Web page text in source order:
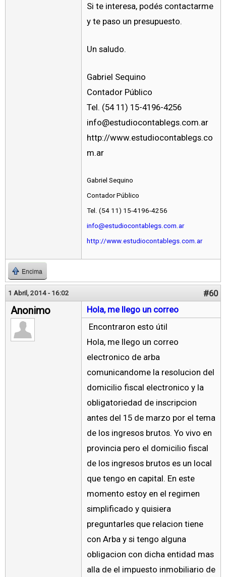
Si te interesa, podés contactarme
y te paso un presupuesto.
Un saludo.
Gabriel Sequino
Contador Público
Tel. (54 11) 15-4196-4256
info@estudiocontablegs.com.ar
http://www.estudiocontablegs.co
m.ar
Gabriel Sequino
Contador Público
Tel. (54 11) 15-4196-4256
info@estudiocontablegs.com.ar
http://www.estudiocontablegs.com.ar
Encima
1 Abril, 2014 - 16:02 #60
Anonimo
Hola, me llego un correo
Encontraron esto útil
Hola, me llego un correo
electronico de arba
comunicandome la resolucion del
domicilio fiscal electronico y la
obligatoriedad de inscripcion
antes del 15 de marzo por el tema
de los ingresos brutos. Yo vivo en
provincia pero el domicilio fiscal
de los ingresos brutos es un local
que tengo en capital. En este
momento estoy en el regimen
simplificado y quisiera
preguntarles que relacion tiene
con Arba y si tengo alguna
obligacion con dicha entidad mas
alla de el impuesto inmobiliario de